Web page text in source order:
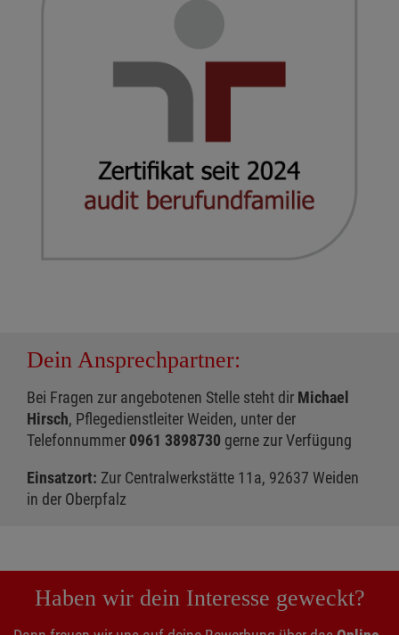
Dein Ansprechpartner:
Bei Fragen zur angebotenen Stelle steht dir Michael
Hirsch, Pflegedienstleiter Weiden, unter der
Telefonnummer 0961 3898730 gerne zur Verfügung
Einsatzort: Zur Centralwerkstätte 11a, 92637 Weiden
in der Oberpfalz
Haben wir dein Interesse geweckt?